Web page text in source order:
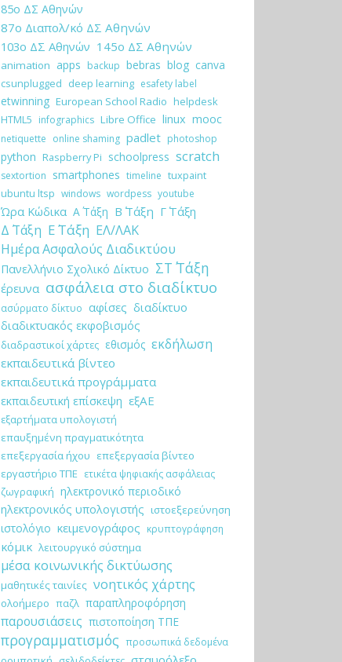
85ο ΔΣ Αθηνών
87ο Διαπολ/κό ΔΣ Αθηνών
103ο ΔΣ Αθηνών 145ο ΔΣ Αθηνών
animation apps backup bebras blog canva
csunplugged deep learning esafety label
etwinning European School Radio helpdesk
HTML5 infographics Libre Office linux mooc
netiquette online shaming padlet photoshop
python Raspberry Pi schoolpress scratch
sextortion smartphones timeline tuxpaint
ubuntu ltsp windows wordpess youtube
Ώρα Κώδικα Α΄ Τάξη Β΄ Τάξη Γ΄ Τάξη
Δ΄ Τάξη Ε΄ Τάξη ΕΛ/ΛΑΚ
Ημέρα Ασφαλούς Διαδικτύου
Πανελλήνιο Σχολικό Δίκτυο ΣΤ΄ Τάξη
έρευνα ασφάλεια στο διαδίκτυο
ασύρματο δίκτυο αφίσες διαδίκτυο
διαδικτυακός εκφοβισμός
διαδραστικοί χάρτες εθισμός εκδήλωση
εκπαιδευτικά βίντεο
εκπαιδευτικά προγράμματα
εκπαιδευτική επίσκεψη εξΑΕ
εξαρτήματα υπολογιστή
επαυξημένη πραγματικότητα
επεξεργασία ήχου επεξεργασία βίντεο
εργαστήριο ΤΠΕ ετικέτα ψηφιακής ασφάλειας
ζωγραφική ηλεκτρονικό περιοδικό
ηλεκτρονικός υπολογιστής ιστοεξερεύνηση
ιστολόγιο κειμενογράφος κρυπτογράφηση
κόμικ λειτουργικό σύστημα
μέσα κοινωνικής δικτύωσης
μαθητικές ταινίες νοητικός χάρτης
ολοήμερο παζλ παραπληροφόρηση
παρουσιάσεις πιστοποίηση ΤΠΕ
προγραμματισμός προσωπικά δεδομένα